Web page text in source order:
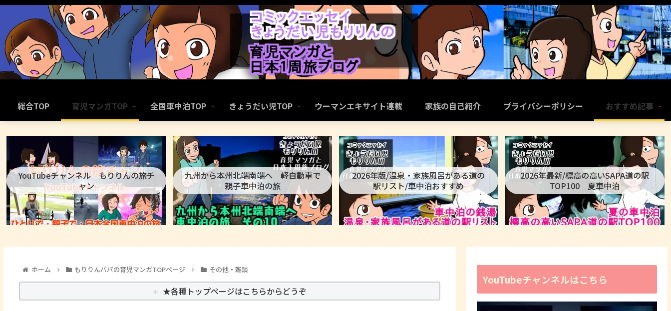
総合TOP 育児マンガTOP 全国車中泊TOP きょうだい児TOP ウーマンエキサイト連載 家族の自己紹介 プライバシーポリシー おすすめ記事
YouTubeチャンネル もりりんの旅チ
ャン
九州から本州北端南端へ 軽自動車で
親子車中泊の旅
2026年版/温泉・家族風呂がある道の
駅リスト/車中泊おすすめ
2026年最新/標高の高いSAPA道の駅
TOP100 夏車中泊
ホーム もりりんパパの育児マンガTOPページ その他・雑談
★各種トップページはこちらからどうぞ
YouTubeチャンネルはこちら